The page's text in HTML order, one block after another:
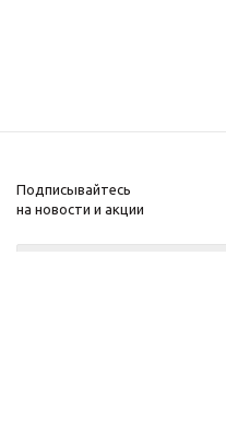
Подписывайтесь
на новости и акции